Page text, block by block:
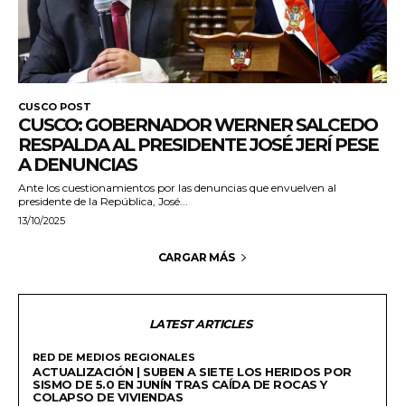
CUSCO POST
CUSCO: GOBERNADOR WERNER SALCEDO
RESPALDA AL PRESIDENTE JOSÉ JERÍ PESE
A DENUNCIAS
Ante los cuestionamientos por las denuncias que envuelven al
presidente de la República, José...
13/10/2025
CARGAR MÁS
LATEST ARTICLES
RED DE MEDIOS REGIONALES
ACTUALIZACIÓN | SUBEN A SIETE LOS HERIDOS POR
SISMO DE 5.0 EN JUNÍN TRAS CAÍDA DE ROCAS Y
COLAPSO DE VIVIENDAS